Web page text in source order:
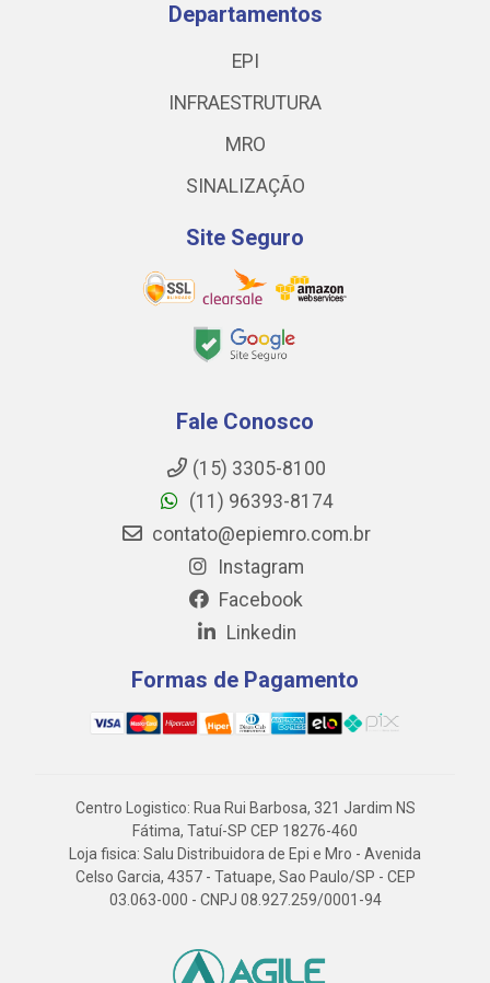
Departamentos
EPI
INFRAESTRUTURA
MRO
SINALIZAÇÃO
Site Seguro
Fale Conosco
(15) 3305-8100
(11) 96393-8174
contato@epiemro.com.br
Instagram
Facebook
Linkedin
Formas de Pagamento
Centro Logistico: Rua Rui Barbosa, 321 Jardim NS
Fátima, Tatuí-SP CEP 18276-460
Loja fisica: Salu Distribuidora de Epi e Mro - Avenida
Celso Garcia, 4357 - Tatuape, Sao Paulo/SP - CEP
03.063-000 - CNPJ 08.927.259/0001-94